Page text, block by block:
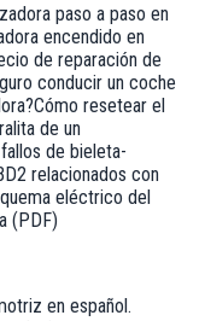
paso a paso en
encendido en
de reparación de
conducir un coche
Cómo resetear el
de un
de bieleta-
relacionados con
eléctrico del
(PDF)
en español.